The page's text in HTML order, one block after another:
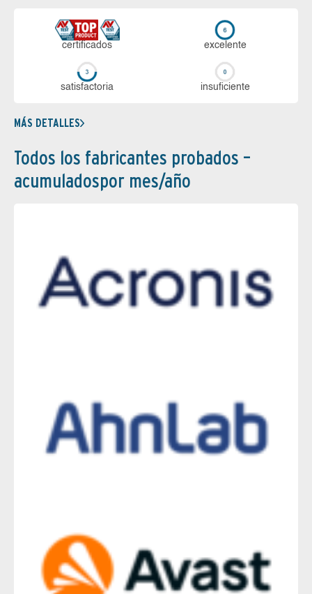
certi­ficados ex­ce­len­te
sa­tis­fac­to­ria in­su­fi­cien­te
MÁS DETALLES
Todos los fabricantes probados –
acumuladospor mes/año